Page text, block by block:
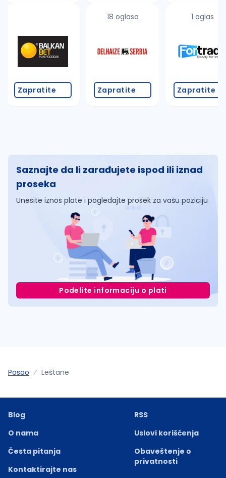
Zapratite
18 oglasa
Zapratite
1 oglas
Zapratite
Saznajte da li zarađujete ispod ili iznad
proseka
Unesite iznos plate i pogledajte prosek za vašu poziciju
Podelite informaciju o plati
Posao Leštane
Blog
O nama
Česta pitanja
Kontaktirajte nas
RSS
Uslovi korišćenja
Obaveštenje o
privatnosti